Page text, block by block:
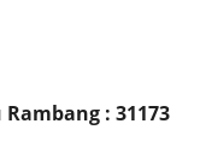
Rambang : 31173